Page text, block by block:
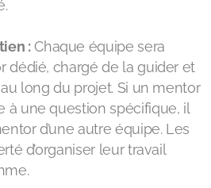
:Chaque équipe sera
dédié, chargé de la guider et
long du projet. Si un mentor
à une question spécifique, il
d’une autre équipe. Les
d’organiser leur travail